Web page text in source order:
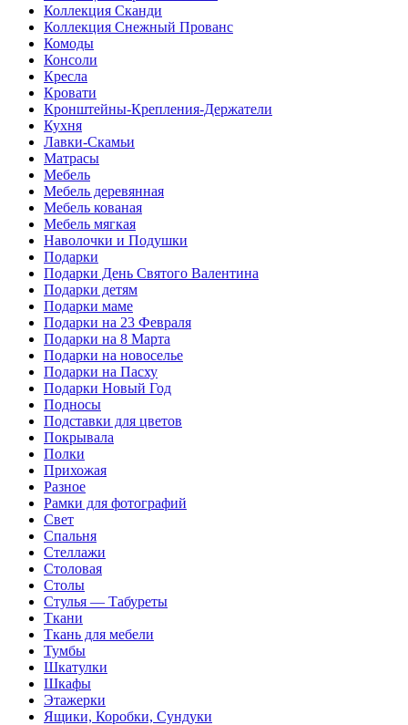
Коллекция Сканди
Коллекция Снежный Прованс
Комоды
Консоли
Кресла
Кровати
Кронштейны-Крепления-Держатели
Кухня
Лавки-Скамьи
Матрасы
Мебель
Мебель деревянная
Мебель кованая
Мебель мягкая
Наволочки и Подушки
Подарки
Подарки День Святого Валентина
Подарки детям
Подарки маме
Подарки на 23 Февраля
Подарки на 8 Марта
Подарки на новоселье
Подарки на Пасху
Подарки Новый Год
Подносы
Подставки для цветов
Покрывала
Полки
Прихожая
Разное
Рамки для фотографий
Свет
Спальня
Стеллажи
Столовая
Столы
Стулья — Табуреты
Ткани
Ткань для мебели
Тумбы
Шкатулки
Шкафы
Этажерки
Ящики, Коробки, Сундуки